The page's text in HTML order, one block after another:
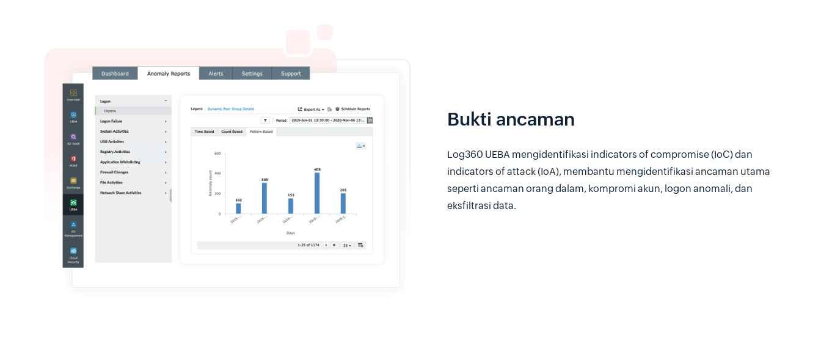
Bukti ancaman
Log360 UEBA mengidentifikasi indicators of compromise (IoC) dan
indicators of attack (IoA), membantu mengidentifikasi ancaman utama
seperti ancaman orang dalam, kompromi akun, logon anomali, dan
eksfiltrasi data.